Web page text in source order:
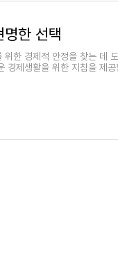
한 선택
위한 경제적 안정을 찾는 데
경제생활을 위한 지침을 제